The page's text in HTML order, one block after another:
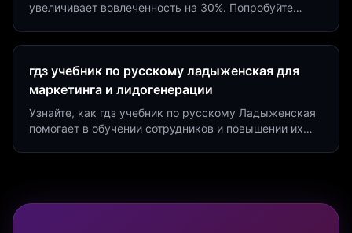
увеличивает вовлеченность на 30%. Попробуйте
гдз учебник по русскому ладыженская для
маркетинга и лидогенерации
Узнайте, как гдз учебник по русскому Ладыженская
помогает в обучении сотрудников и повышении их